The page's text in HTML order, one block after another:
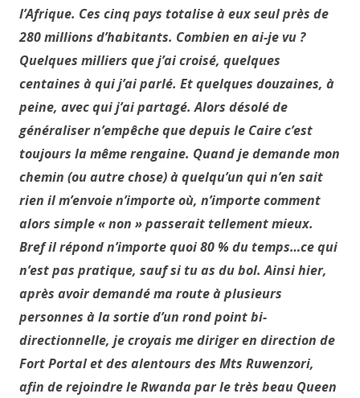
l’Afrique. Ces cinq pays totalise à eux seul près de
280 millions d’habitants. Combien en ai-je vu ?
Quelques milliers que j’ai croisé, quelques
centaines à qui j’ai parlé. Et quelques douzaines, à
peine, avec qui j’ai partagé. Alors désolé de
généraliser n’empêche que depuis le Caire c’est
toujours la même rengaine. Quand je demande mon
chemin (ou autre chose) à quelqu’un qui n’en sait
rien il m’envoie n’importe où, n’importe comment
alors simple « non » passerait tellement mieux.
Bref il répond n’importe quoi 80 % du temps…ce qui
n’est pas pratique, sauf si tu as du bol. Ainsi hier,
après avoir demandé ma route à plusieurs
personnes à la sortie d’un rond point bi-
directionnelle, je croyais me diriger en direction de
Fort Portal et des alentours des Mts Ruwenzori,
afin de rejoindre le Rwanda par le très beau Queen